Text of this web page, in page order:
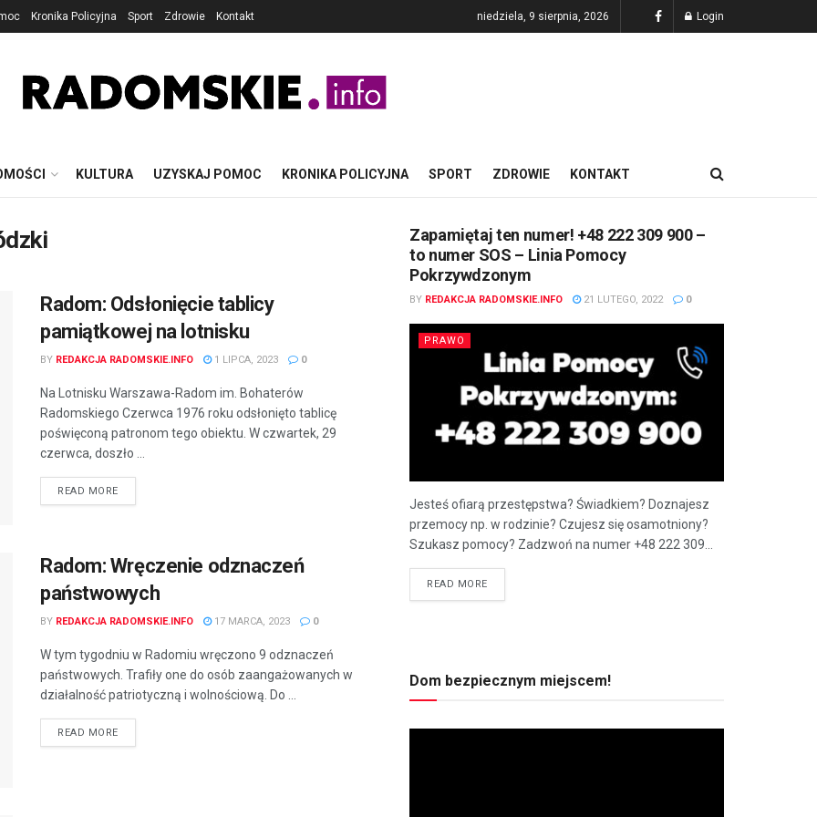
Kronika Policyjna Sport Zdrowie Kontakt niedziela, 9 sierpnia, 2026 Login
KULTURA UZYSKAJ POMOC KRONIKA POLICYJNA SPORT ZDROWIE KONTAKT
Radom: Odsłonięcie tablicy
pamiątkowej na lotnisku
BY REDAKCJA RADOMSKIE.INFO 1 LIPCA, 2023 0
Na Lotnisku Warszawa-Radom im. Bohaterów
Radomskiego Czerwca 1976 roku odsłonięto tablicę
poświęconą patronom tego obiektu. W czwartek, 29
czerwca, doszło ...
READ MORE
Radom: Wręczenie odznaczeń
państwowych
BY REDAKCJA RADOMSKIE.INFO 17 MARCA, 2023 0
W tym tygodniu w Radomiu wręczono 9 odznaczeń
państwowych. Trafiły one do osób zaangażowanych w
działalność patriotyczną i wolnościową. Do ...
READ MORE
Zapamiętaj ten numer! +48 222 309 900 –
to numer SOS – Linia Pomocy
Pokrzywdzonym
BY REDAKCJA RADOMSKIE.INFO 21 LUTEGO, 2022 0
PRAWO
Jesteś ofiarą przestępstwa? Świadkiem? Doznajesz
przemocy np. w rodzinie? Czujesz się osamotniony?
Szukasz pomocy? Zadzwoń na numer +48 222 309...
READ MORE
Dom bezpiecznym miejscem!